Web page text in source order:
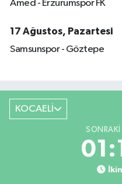
Amed - Erzurumspor FK
17 Ağustos, Pazartesi
Samsunspor - Göztepe
KOCAELİ
SONRAKI